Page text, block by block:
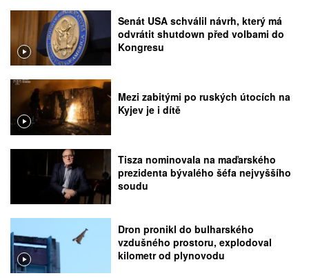
Senát USA schválil návrh, který má
odvrátit shutdown před volbami do
Kongresu
Mezi zabitými po ruských útocích na
Kyjev je i dítě
Tisza nominovala na maďarského
prezidenta bývalého šéfa nejvyššího
soudu
Dron pronikl do bulharského
vzdušného prostoru, explodoval
kilometr od plynovodu